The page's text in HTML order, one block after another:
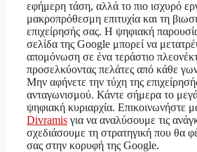
εφήμερη τάση, αλλά το πιο ισχυρό
μακροπρόθεσμη επιτυχία και τη
επιχείρησής σας. Η ψηφιακή
σελίδα της Google μπορεί να
απομόνωση σε ένα τεράστιο
προσελκύοντας πελάτες από κάθε
Μην αφήνετε την τύχη της
ανταγωνισμού. Κάντε σήμερα το
ψηφιακή κυριαρχία. Επικοινωνήστε
Divramis για να αναλύσουμε τις
σχεδιάσουμε τη στρατηγική που θα
σας στην κορυφή της Google.